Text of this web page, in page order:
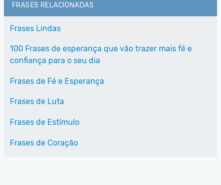
FRASES RELACIONADAS
Frases Lindas
100 Frases de esperança que vão trazer mais fé e
confiança para o seu dia
Frases de Fé e Esperança
Frases de Luta
Frases de Estímulo
Frases de Coração